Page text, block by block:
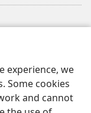
experience, we
Some cookies
and cannot